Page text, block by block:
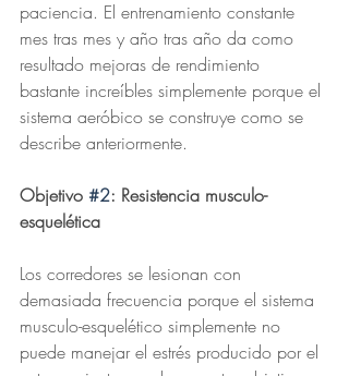
paciencia. El entrenamiento constante
mes tras mes y año tras año da como
resultado mejoras de rendimiento
bastante increíbles simplemente porque el
sistema aeróbico se construye como se
describe anteriormente.
Objetivo #2: Resistencia musculo-
esquelética
Los corredores se lesionan con
demasiada frecuencia porque el sistema
musculo-esquelético simplemente no
puede manejar el estrés producido por el